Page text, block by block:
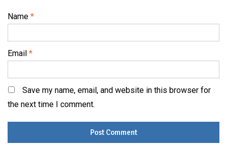
Name *
Email *
Save my name, email, and website in this browser for
the next time I comment.